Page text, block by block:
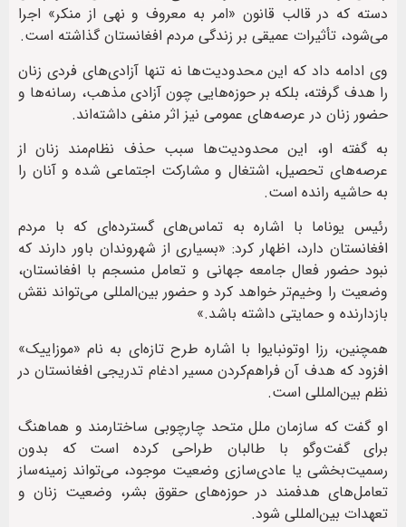
دسته که در قالب قانون «امر به معروف و نهی از منکر» اجرا
می‌شود، تأثیرات عمیقی بر زندگی مردم افغانستان گذاشته است.
وی ادامه داد که این محدودیت‌ها نه تنها آزادی‌های فردی زنان
را هدف گرفته، بلکه بر حوزه‌هایی چون آزادی مذهب، رسانه‌ها و
حضور زنان در عرصه‌های عمومی نیز اثر منفی داشته‌اند.
به گفته او، این محدودیت‌ها سبب حذف نظام‌مند زنان از
عرصه‌های تحصیل، اشتغال و مشارکت اجتماعی شده و آنان را
به حاشیه رانده است.
رئیس یوناما با اشاره به تماس‌های گسترده‌ای که با مردم
افغانستان دارد، اظهار کرد: «بسیاری از شهروندان باور دارند که
نبود حضور فعال جامعه جهانی و تعامل منسجم با افغانستان،
وضعیت را وخیم‌تر خواهد کرد و حضور بین‌المللی می‌تواند نقش
بازدارنده و حمایتی داشته باشد.»
همچنین، رزا اوتونبایوا با اشاره طرح تازه‌ای به نام «موزاییک»
افزود که هدف آن فراهم‌کردن مسیر ادغام تدریجی افغانستان در
نظم بین‌المللی است.
او گفت که سازمان ملل متحد چارچوبی ساختارمند و هماهنگ
برای گفت‌وگو با طالبان طراحی کرده است که بدون
رسمیت‌بخشی یا عادی‌سازی وضعیت موجود، می‌تواند زمینه‌ساز
تعامل‌های هدفمند در حوزه‌های حقوق بشر، وضعیت زنان و
تعهدات بین‌المللی شود.